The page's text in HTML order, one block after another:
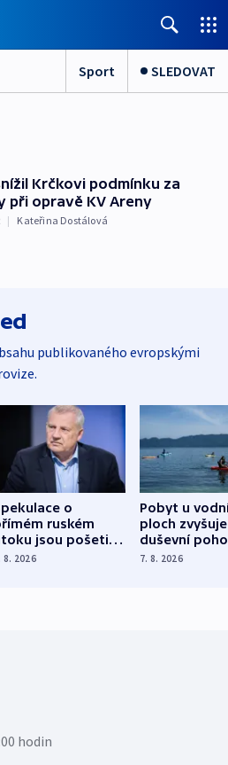
Sport SLEDOVAT
Krčkovi podmínku za
při opravě KV Areny
| Kateřina Dostálová
publikovaného evropskými
o
ruském
jsou pošetilé,
estonský
8. 2026
Pobyt u
ploch zvyšuje
duševní
ukázala
7. 8. 2026
hodin